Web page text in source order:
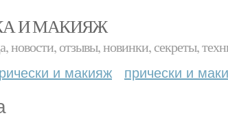
И МАКИЯЖ
отзывы, новинки, секреты,
и макияж прически и